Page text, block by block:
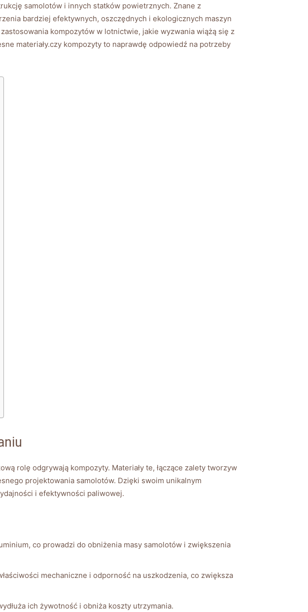
samolotów i innych statków powietrznych. Znane z
bardziej efektywnych, oszczędnych i ekologicznych maszyn
kompozytów w lotnictwie, jakie wyzwania wiążą się z
materiały.czy kompozyty to naprawdę odpowiedź na potrzeby
rolę odgrywają kompozyty. Materiały te, łączące zalety tworzyw
projektowania samolotów. Dzięki swoim unikalnym
i efektywności paliwowej.
co prowadzi do obniżenia masy samolotów i zwiększenia
mechaniczne i odporność na uszkodzenia, co zwiększa
ich żywotność i obniża koszty utrzymania.